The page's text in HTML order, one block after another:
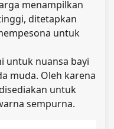
menampilkan
ditetapkan
untuk
untuk nuansa bayi
muda. Oleh karena
untuk
sempurna.